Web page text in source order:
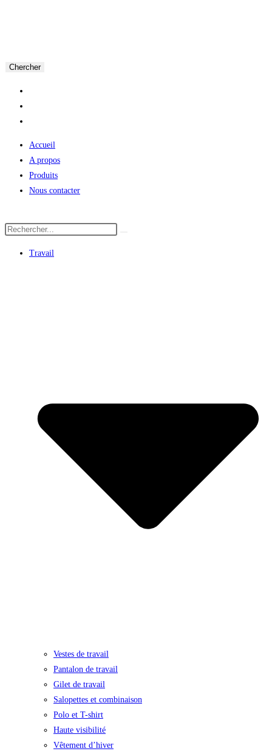
Chercher
Accueil
A propos
Produits
Nous contacter
Travail
Vestes de travail
Pantalon de travail
Gilet de travail
Salopettes et combinaison
Polo et T-shirt
Haute visibilité
Vêtement d’hiver